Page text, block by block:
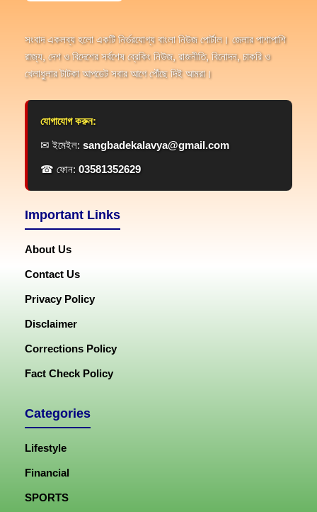
সংবাদ একলব্য হলো একটি নির্ভরযোগ্য বাংলা নিউজ পোর্টাল। জেলার পাশাপাশি
রাজ্য, দেশ ও বিদেশের সর্বশেষ ব্রেকিং নিউজ, রাজনীতি, বিনোদন, চাকরি ও
খেলাধুলার টাটকা আপডেট সবার আগে পৌঁছে দিই আমরা।
যোগাযোগ করুন:
✉ ইমেইল: sangbadekalavya@gmail.com
☎ ফোন: 03581352629
Important Links
About Us
Contact Us
Privacy Policy
Disclaimer
Corrections Policy
Fact Check Policy
Categories
Lifestyle
Financial
SPORTS